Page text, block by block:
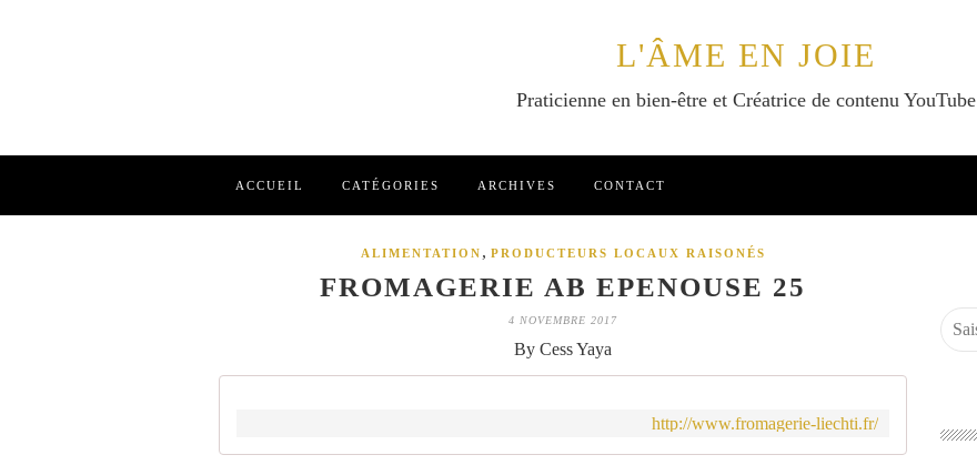
L'ÂME EN JOIE
Praticienne en bien-être et Créatrice de contenu YouTube
ACCUEIL CATÉGORIES ARCHIVES CONTACT
ALIMENTATION , PRODUCTEURS LOCAUX RAISONÉS
FROMAGERIE AB EPENOUSE 25
4 NOVEMBRE 2017
By Cess Yaya
http://www.fromagerie-liechti.fr/